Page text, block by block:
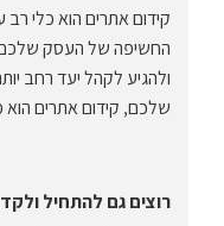
קידום אתרים הוא כלי
החשיפה של העסק
ולהגיע לקהל יעד רחב
שלכם, קידום אתרים
רוצים גם להתחיל